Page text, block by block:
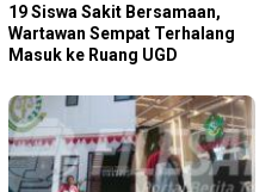
19 Siswa Sakit Bersamaan,
Wartawan Sempat Terhalang
Masuk ke Ruang UGD